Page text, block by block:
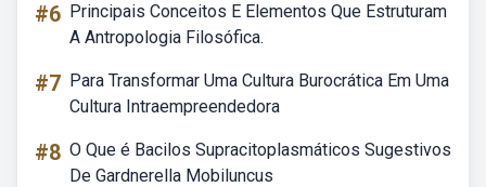
#6 Principais Conceitos E Elementos Que Estruturam
A Antropologia Filosófica.
#7 Para Transformar Uma Cultura Burocrática Em Uma
Cultura Intraempreendedora
#8 O Que é Bacilos Supracitoplasmáticos Sugestivos
De Gardnerella Mobiluncus